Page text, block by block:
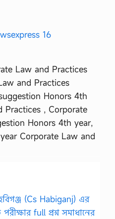
Law and Practices
and Practices
Honors 4th
Practices , Corporate
Honors 4th year,
Corporate Law and
(Cs Habiganj) এর
full প্রশ্ন সমাধানের